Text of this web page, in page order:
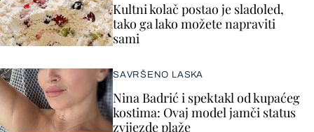
Kultni kolač postao je sladoled,
tako ga lako možete napraviti
sami
SAVRŠENO LASKA
Nina Badrić i spektakl od kupaćeg
kostima: Ovaj model jamči status
zvijezde plaže